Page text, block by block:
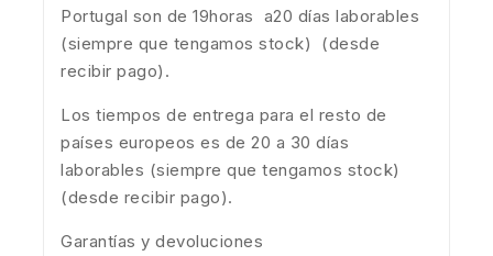
Portugal son de 19horas a20 días laborables
(siempre que tengamos stock) (desde
recibir pago).
Los tiempos de entrega para el resto de
países europeos es de 20 a 30 días
laborables (siempre que tengamos stock)
(desde recibir pago).
Garantías y devoluciones